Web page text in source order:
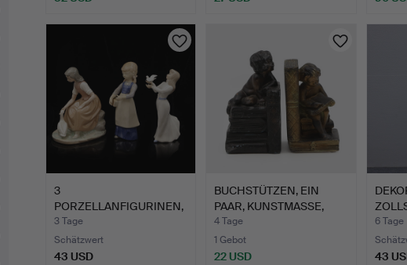
3
PORZELLANFIGURINEN,
SPANIEN U.A., 20. JA…
3 Tage
Schätzwert
43 USD
BUCHSTÜTZEN, EIN
PAAR, KUNSTMASSE,
GESTEMP…
4 Tage
1 Gebot
22 USD
6 Tage
43